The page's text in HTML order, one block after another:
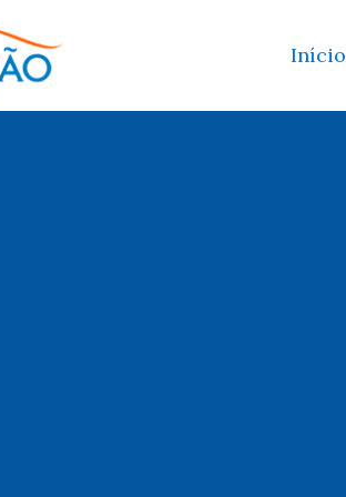
Início